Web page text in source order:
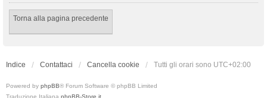
Torna alla pagina precedente
Indice Contattaci Cancella cookie Tutti gli orari sono UTC+02:00
Powered by phpBB® Forum Software © phpBB Limited
Traduzione Italiana phpBB-Store.it